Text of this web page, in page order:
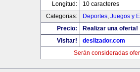
Longitud:
10 caracteres
Categorias:
Deportes, Juegos y
Precio:
Realizar una oferta!
Visitar!
deslizador.com
Serán consideradas